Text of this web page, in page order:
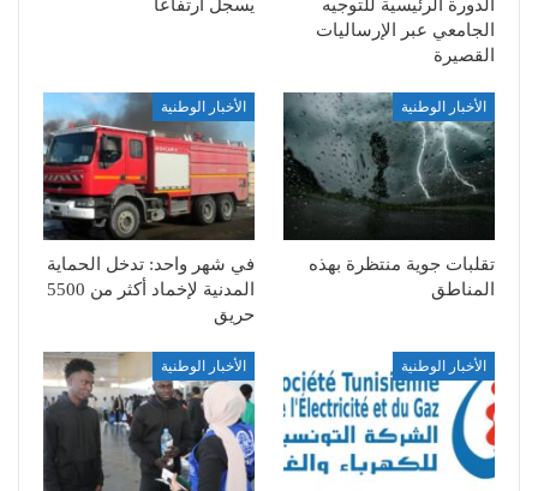
الدورة الرئيسية للتوجيه
الجامعي عبر الإرساليات
القصيرة
يسجل ارتفاعا
الأخبار الوطنية
تقلبات جوية منتظرة بهذه
المناطق
الأخبار الوطنية
في شهر واحد: تدخل الحماية
المدنية لإخماد أكثر من 5500
حريق
الأخبار الوطنية الأخبار الوطنية